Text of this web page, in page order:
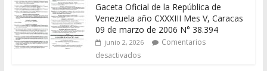
Gaceta Oficial de la República de
Venezuela año CXXXIII Mes V, Caracas
09 de marzo de 2006 N° 38.394
junio 2, 2026
Comentarios
desactivados